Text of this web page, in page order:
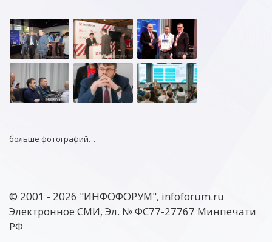
больше фотографий…
© 2001 - 2026 "ИНФОФОРУМ", infoforum.ru
Электронное СМИ, Эл. № ФС77-27767 Минпечати
РФ